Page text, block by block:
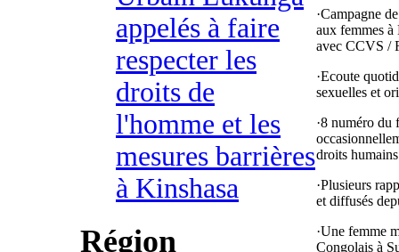
appelés à faire
respecter les
droits de
l'homme et les
mesures barrières
à Kinshasa
Région
·Campagne
aux femmes
avec CCVS /
·Ecoute
sexuelles et
·8 numéro du
droits
·Plusieurs
et diffusés
·Une femme
Congolais à